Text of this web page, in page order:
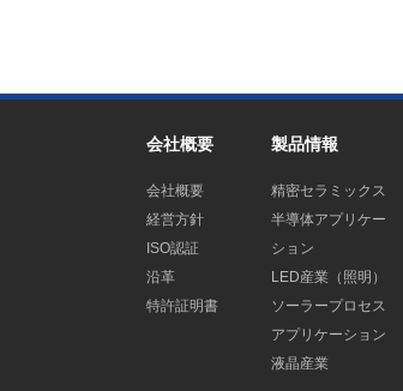
会社概要
会社概要
経営方針
ISO認証
沿革
特許証明書
製品情報
精密セラミックス
半導体アプリケー
ション
LED産業（照明）
ソーラープロセス
アプリケーション
液晶産業